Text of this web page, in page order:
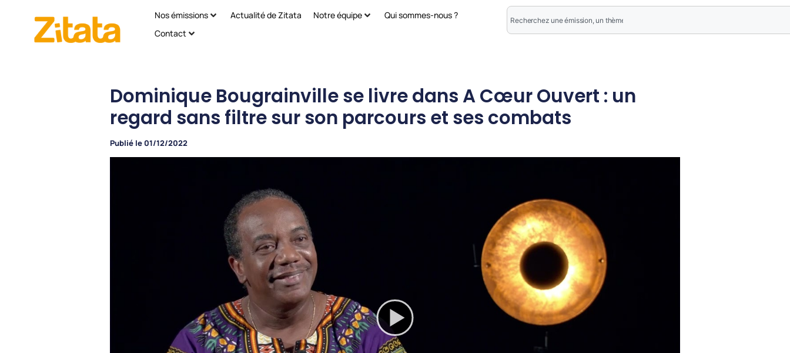
Nos émissions Actualité de Zitata Notre équipe
Qui sommes-nous ?
Contact
Dominique Bougrainville se livre dans A Cœur Ouvert : un
regard sans filtre sur son parcours et ses combats
Publié le 01/12/2022